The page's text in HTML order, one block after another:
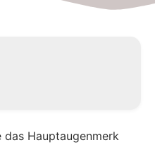
das Hauptaugenmerk